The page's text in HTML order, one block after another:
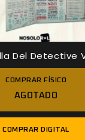
Del Detective
COMPRAR FÍSICO
AGOTADO
COMPRAR DIGITAL